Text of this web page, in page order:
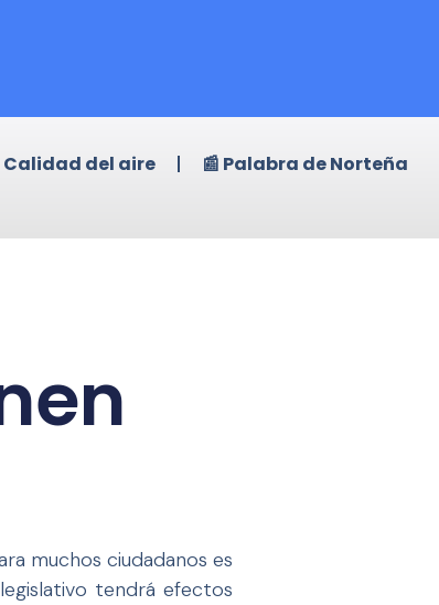
Calidad del aire 📰 Palabra de Norteña
muchos ciudadanos es
tendrá efectos